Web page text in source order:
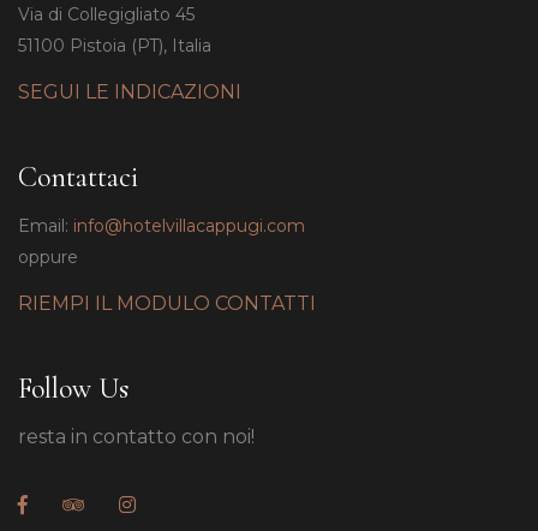
Via di Collegigliato 45
51100 Pistoia (PT), Italia
SEGUI LE INDICAZIONI
Contattaci
Email: info@hotelvillacappugi.com
oppure
RIEMPI IL MODULO CONTATTI
Follow Us
resta in contatto con noi!